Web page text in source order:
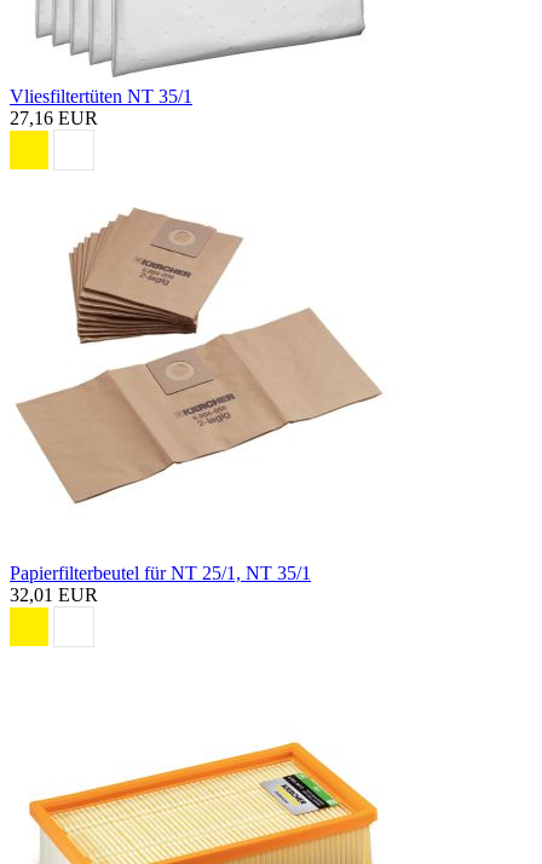
Vliesfiltertüten NT 35/1
27,16 EUR
Papierfilterbeutel für NT 25/1, NT 35/1
32,01 EUR